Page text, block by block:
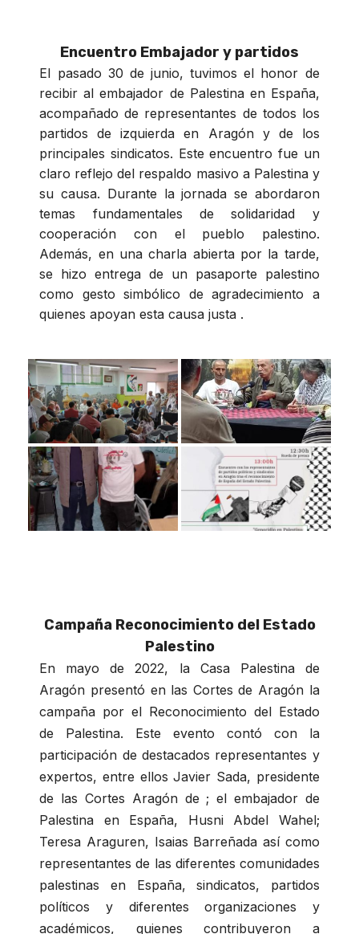
Encuentro Embajador y partidos
El pasado 30 de junio, tuvimos el honor de
recibir al embajador de Palestina en España,
acompañado de representantes de todos los
partidos de izquierda en Aragón y de los
principales sindicatos. Este encuentro fue un
claro reflejo del respaldo masivo a Palestina y
su causa. Durante la jornada se abordaron
temas fundamentales de solidaridad y
cooperación con el pueblo palestino.
Además, en una charla abierta por la tarde,
se hizo entrega de un pasaporte palestino
como gesto simbólico de agradecimiento a
quienes apoyan esta causa justa .
Campaña Reconocimiento del Estado
Palestino
En mayo de 2022, la Casa Palestina de
Aragón presentó en las Cortes de Aragón la
campaña por el Reconocimiento del Estado
de Palestina. Este evento contó con la
participación de destacados representantes y
expertos, entre ellos Javier Sada, presidente
de las Cortes Aragón de ; el embajador de
Palestina en España, Husni Abdel Wahel;
Teresa Araguren, Isaias Barreñada así como
representantes de las diferentes comunidades
palestinas en España, sindicatos, partidos
políticos y diferentes organizaciones y
académicos, quienes contribuyeron a